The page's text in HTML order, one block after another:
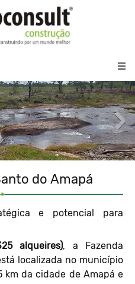
do Amapá
e potencial para
alqueires), a Fazenda
localizada no município
km da cidade de Amapá e